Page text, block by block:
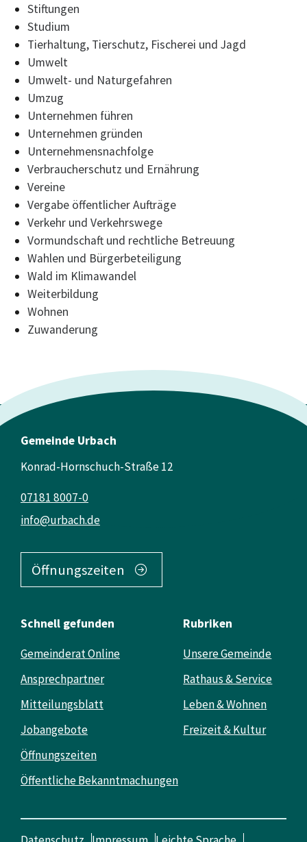
Stiftungen
Studium
Tierhaltung, Tierschutz, Fischerei und Jagd
Umwelt
Umwelt- und Naturgefahren
Umzug
Unternehmen führen
Unternehmen gründen
Unternehmensnachfolge
Verbraucherschutz und Ernährung
Vereine
Vergabe öffentlicher Aufträge
Verkehr und Verkehrswege
Vormundschaft und rechtliche Betreuung
Wahlen und Bürgerbeteiligung
Wald im Klimawandel
Weiterbildung
Wohnen
Zuwanderung
Gemeinde Urbach
Konrad-Hornschuch-Straße 12
info@urbach.de
07181 8007-0
Öffnungszeiten
Schnell gefunden
Gemeinderat Online
Ansprechpartner
Mitteilungsblatt
Jobangebote
Öffnungszeiten
Öffentliche Bekanntmachungen
Rubriken
Unsere Gemeinde
Rathaus & Service
Leben & Wohnen
Freizeit & Kultur